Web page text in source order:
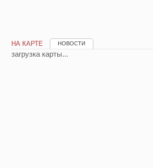
НА КАРТЕ НОВОСТИ
загрузка карты...